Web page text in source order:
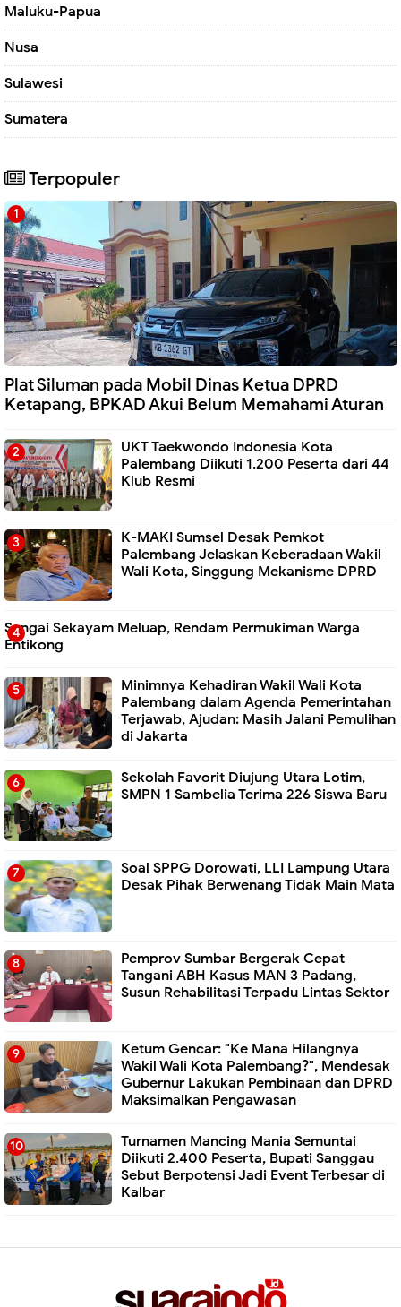
Maluku-Papua
Nusa
Sulawesi
Sumatera
Terpopuler
Plat Siluman pada Mobil Dinas Ketua DPRD
Ketapang, BPKAD Akui Belum Memahami Aturan
UKT Taekwondo Indonesia Kota
Palembang Diikuti 1.200 Peserta dari 44
Klub Resmi
K-MAKI Sumsel Desak Pemkot
Palembang Jelaskan Keberadaan Wakil
Wali Kota, Singgung Mekanisme DPRD
Sungai Sekayam Meluap, Rendam Permukiman Warga
Entikong
Minimnya Kehadiran Wakil Wali Kota
Palembang dalam Agenda Pemerintahan
Terjawab, Ajudan: Masih Jalani Pemulihan
di Jakarta
Sekolah Favorit Diujung Utara Lotim,
SMPN 1 Sambelia Terima 226 Siswa Baru ‎
Soal SPPG Dorowati, LLI Lampung Utara
Desak Pihak Berwenang Tidak Main Mata
Pemprov Sumbar Bergerak Cepat
Tangani ABH Kasus MAN 3 Padang,
Susun Rehabilitasi Terpadu Lintas Sektor
Ketum Gencar: "Ke Mana Hilangnya
Wakil Wali Kota Palembang?", Mendesak
Gubernur Lakukan Pembinaan dan DPRD
Maksimalkan Pengawasan
Turnamen Mancing Mania Semuntai
Diikuti 2.400 Peserta, Bupati Sanggau
Sebut Berpotensi Jadi Event Terbesar di
Kalbar